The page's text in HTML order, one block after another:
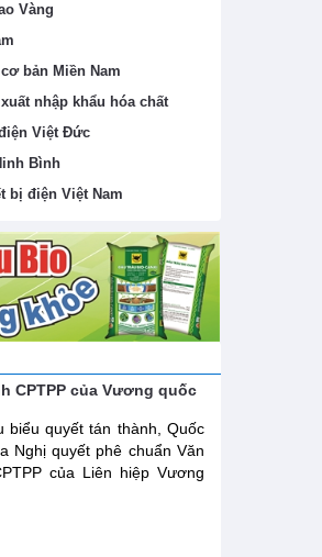
Vàng
bản Miền Nam
nhập khẩu hóa chất
Việt Đức
Bình
bị điện Việt Nam
CPTPP của Vương quốc
biểu quyết tán thành, Quốc
Nghị quyết phê chuẩn Văn
của Liên hiệp Vương